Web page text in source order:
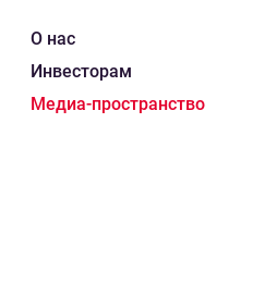
О нас
Инвесторам
Медиа-пространство